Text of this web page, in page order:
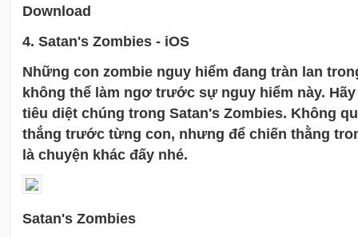
Download
4. Satan's Zombies - iOS
Những con zombie nguy hiểm đang tràn lan
không thể làm ngơ trước sự nguy hiểm này.
tiêu diệt chúng trong Satan's Zombies. Không
thắng trước từng con, nhưng để chiến thằng
là chuyện khác đấy nhé.
Satan's Zombies